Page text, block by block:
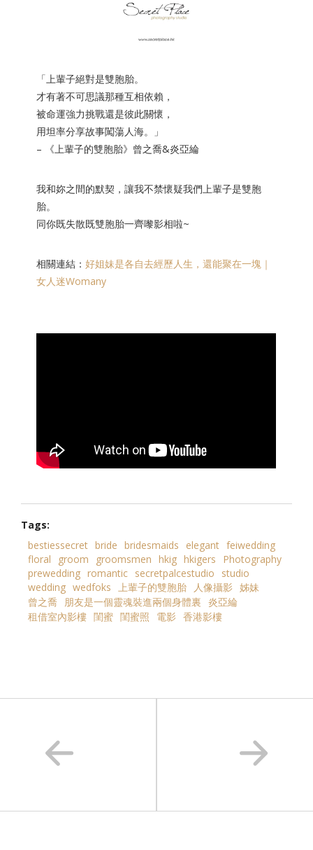
「上輩子絕對是雙胞胎。
才有著不可思議那種互相依賴，
被命運強力挑戰還是彼此關懷，
用坦率分享故事闖蕩人海。」
– 《上輩子的雙胞胎》曾之喬&炎亞綸
我和妳之間的默契，讓我不禁懷疑我們上輩子是雙胞
胎。
同你既失散既雙胞胎一齊嚟影相啦~
相關連結：好姐妹是各自去經歷人生，還能聚在一塊｜
女人迷Womany
Tags:
bestiessecret bride bridesmaids elegant feiwedding
floral
groom groomsmen hkig hkigers
Photography
prewedding romantic secretpalcestudio
studio
wedding wedfoks 上輩子的雙胞胎 人像攝影 姊妹
曾之喬
朋友是一個靈魂裝進兩個身體裏 炎亞綸
租借室內影樓 閨蜜 閨蜜照 電影 香港影樓